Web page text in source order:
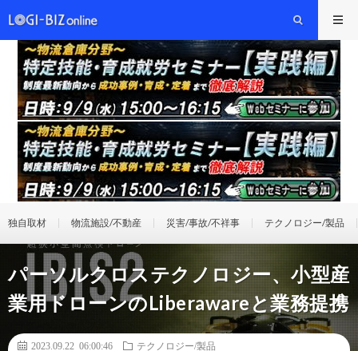
独自取材 物流施設/不動産 災害/事故/不祥事 テクノロジー/製品
パーソルクロステクノロジー、小型産
業用ドローンのLiberawareと業務提携
2023.09.22 06:00:46
テクノロジー/製品